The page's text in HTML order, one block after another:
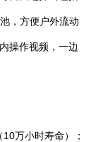
，方便户外流动
操作视频，一边
万小时寿命）；